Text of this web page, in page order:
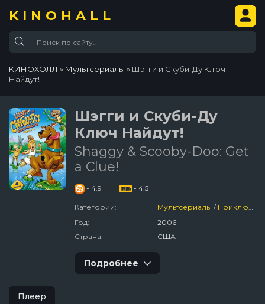
KINOHALL
КИНОХОЛЛ » Мультсериалы » Шэгги и Скуби-Ду Ключ
Найдут!
Шэгги и Скуби-Ду
Ключ Найдут!
Shaggy & Scooby-Doo: Get
a Clue!
- 4.9 - 4.5
Категории: Мультсериалы / Приключения
Год:
2006
Страна:
США
Подробнее
Плеер